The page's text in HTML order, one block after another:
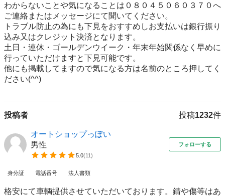
わからないことや気になることは０８０４５０６０３７０へ
ご連絡またはメッセージにて聞いてください。
トラブル防止の為にも下見をおすすめしお支払いは銀行振り
込み又はクレジット決済となります。
土日・連休・ゴールデンウイーク・年末年始関係なく早めに
行っていただけますと下見可能です。
他にも掲載してますので気になる方は名前のところ押してく
ださい(^^)
投稿者 投稿1232件
オートショップっぽい
男性
5.0(11)
フォローする
身分証 電話番号 法人書類
格安にて車輌提供させていただいております。錆や傷等はあ